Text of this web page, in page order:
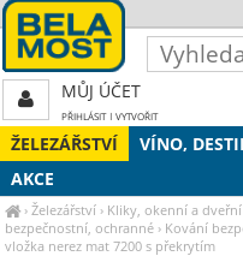
ŽELEZÁŘSTVÍ VÍNO,
AKCE
›Železářství › Kliky, okenní a
bezpečnostní, ochranné › Kování
vložka nerez mat 7200 s překrytím
MŮJ ÚČET
PŘIHLÁSIT| VYTVOŘIT